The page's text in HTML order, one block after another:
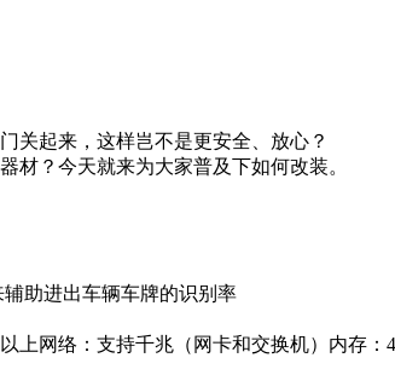
关起来，这样岂不是更安全、放心？
材？今天就来为大家普及下如何改装。
助进出车辆车牌的识别率
网络：支持千兆（网卡和交换机）内存